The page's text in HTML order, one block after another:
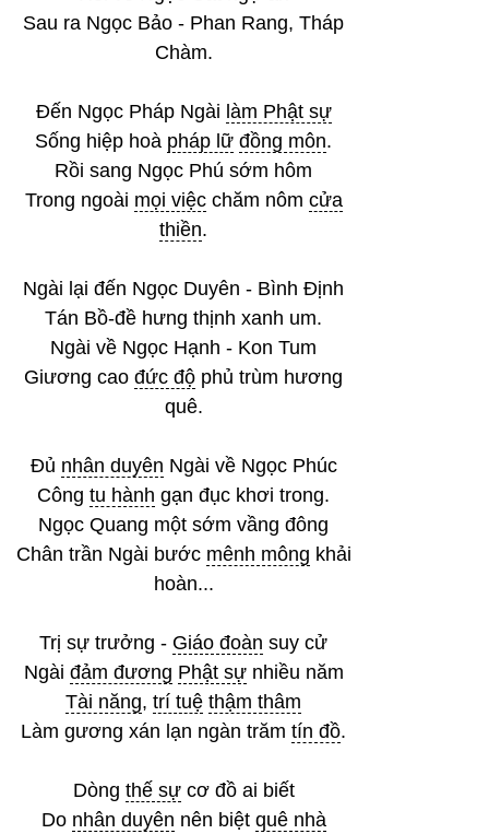
Sau ra Ngọc Bảo - Phan Rang, Tháp
Chàm.
Đến Ngọc Pháp Ngài làm Phật sự
Sống hiệp hoà pháp lữ đồng môn.
Rồi sang Ngọc Phú sớm hôm
Trong ngoài mọi việcchăm nôm cửa
thiền.
Ngài lại đến Ngọc Duyên - Bình Định
Tán Bồ-đề hưng thịnh xanh um.
Ngài về Ngọc Hạnh - Kon Tum
Giương cao đức độ phủ trùm hương
quê.
Đủ nhân duyên Ngài về Ngọc Phúc
Công tu hành gạn đục khơi trong.
Ngọc Quang một sớm vầng đông
Chân trần Ngài bước mênh mông khải
hoàn...
Trị sự trưởng - Giáo đoàn suy cử
Ngài đảm đương Phật sựnhiều năm
Tài năng, trí tuệ thậm thâm
Làm gương xán lạn ngàn trăm tín đồ.
Dòng thế sựcơ đồ ai biết
Do nhân duyên nên biệt quê nhà